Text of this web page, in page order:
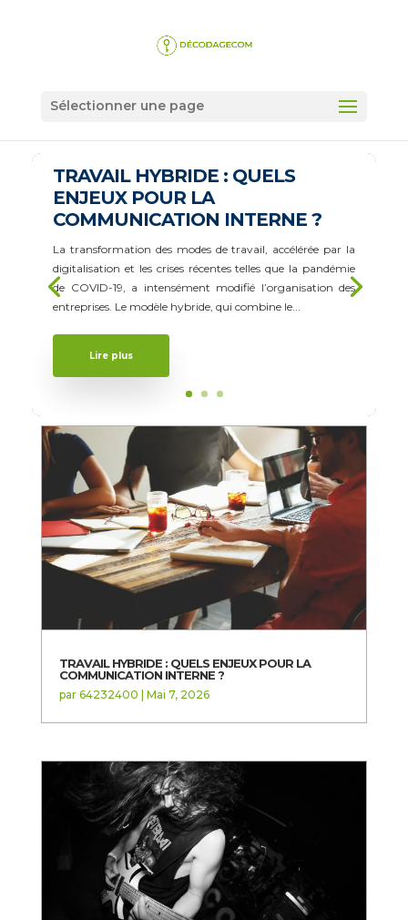
Sélectionner une page
TRAVAIL HYBRIDE : QUELS
ENJEUX POUR LA
COMMUNICATION INTERNE ?
La transformation des modes de travail, accélérée par la
digitalisation et les crises récentes telles que la pandémie
de COVID-19, a intensément modifié l’organisation des
entreprises. Le modèle hybride, qui combine le...
Lire plus
TRAVAIL HYBRIDE : QUELS ENJEUX POUR LA
COMMUNICATION INTERNE ?
par 64232400 | Mai 7, 2026